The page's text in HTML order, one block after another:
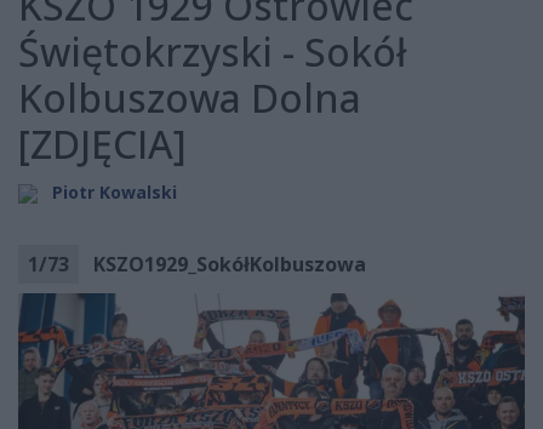
Świętokrzyski - Sokół
Kolbuszowa Dolna
[ZDJĘCIA]
Piotr Kowalski
1/73 KSZO1929_SokółKolbuszowa